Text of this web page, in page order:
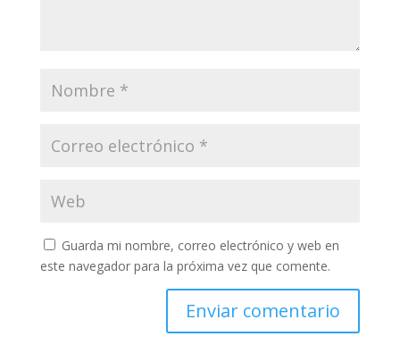
Guarda mi nombre, correo electrónico y web en
este navegador para la próxima vez que comente.